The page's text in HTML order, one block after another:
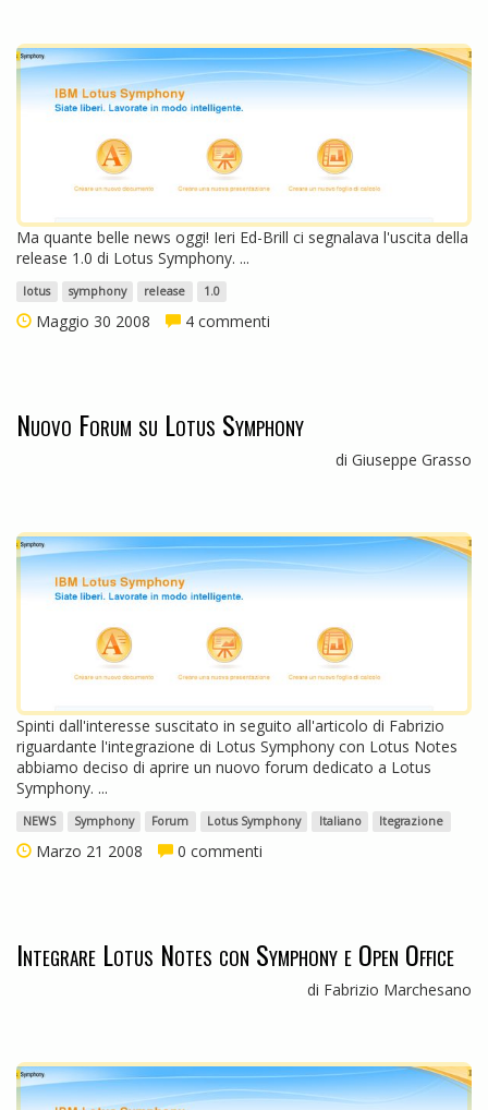
Ma quante belle news oggi! Ieri Ed-Brill ci segnalava l'uscita della
release 1.0 di Lotus Symphony. ...
lotus symphony release 1.0
Maggio 30 2008 4 commenti
Nuovo Forum su Lotus Symphony
di Giuseppe Grasso
Spinti dall'interesse suscitato in seguito all'articolo di Fabrizio
riguardante l'integrazione di Lotus Symphony con Lotus Notes
abbiamo deciso di aprire un nuovo forum dedicato a Lotus
Symphony. ...
NEWS Symphony Forum Lotus Symphony Italiano Itegrazione
Marzo 21 2008 0 commenti
Integrare Lotus Notes con Symphony e Open Office
di Fabrizio Marchesano